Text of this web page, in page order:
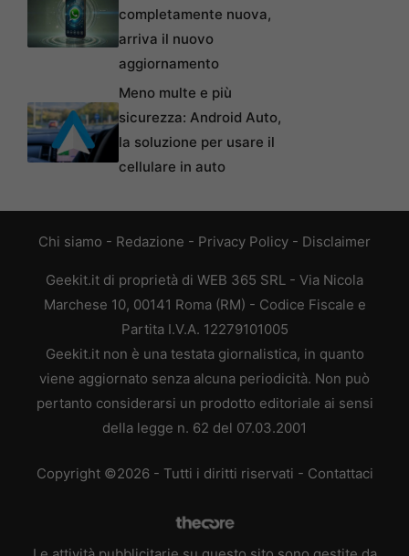
completamente nuova,
arriva il nuovo
aggiornamento
Meno multe e più
sicurezza: Android Auto,
la soluzione per usare il
cellulare in auto
Chi siamo - Redazione - Privacy Policy - Disclaimer
Geekit.it di proprietà di WEB 365 SRL - Via Nicola
Marchese 10, 00141 Roma (RM) - Codice Fiscale e
Partita I.V.A. 12279101005
Geekit.it non è una testata giornalistica, in quanto
viene aggiornato senza alcuna periodicità. Non può
pertanto considerarsi un prodotto editoriale ai sensi
della legge n. 62 del 07.03.2001
Copyright ©2026 - Tutti i diritti riservati - Contattaci